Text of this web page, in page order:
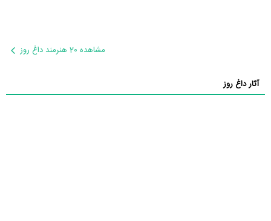
مشاهده 20 هنرمند داغ روز
آثار داغ روز